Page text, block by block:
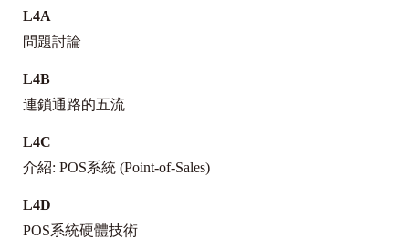
L4A
問題討論
L4B
連鎖通路的五流
L4C
介紹: POS系統 (Point-of-Sales)
L4D
POS系統硬體技術